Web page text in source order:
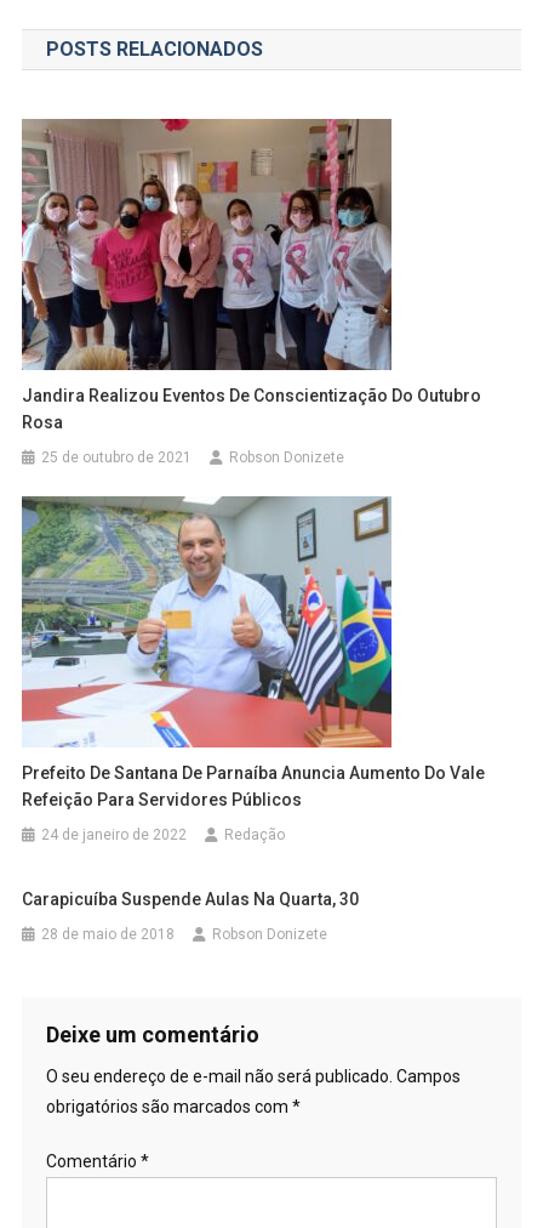
de
Post
POSTS RELACIONADOS
Jandira Realizou Eventos De Conscientização Do Outubro
Rosa
25 de outubro de 2021 Robson Donizete
Prefeito De Santana De Parnaíba Anuncia Aumento Do Vale
Refeição Para Servidores Públicos
24 de janeiro de 2022 Redação
Carapicuíba Suspende Aulas Na Quarta, 30
28 de maio de 2018 Robson Donizete
Deixe um comentário
O seu endereço de e-mail não será publicado. Campos
obrigatórios são marcados com *
Comentário *